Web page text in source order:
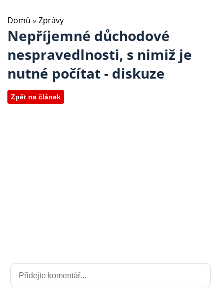
Domů » Zprávy
Nepříjemné důchodové
nespravedlnosti, s nimiž je
nutné počítat - diskuze
Zpět na článek